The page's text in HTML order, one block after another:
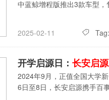
中蓝鲸增程版推出3款车型
2025-02-11 Tag:
开学启源日： 长安启
2024年9月，正值全国大学
6日至8日，长安启源携手百